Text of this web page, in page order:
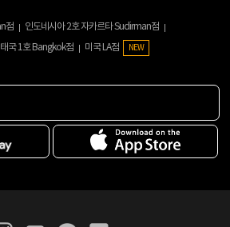
점
인도네시아 2호 자카르타 Sudirman점
태국 1호 Bangkok점 미국 LA점 NEW